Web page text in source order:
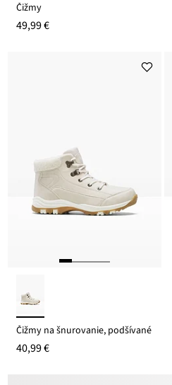
Čižmy
49,99 €
Čižmy na šnurovanie, podšívané
40,99 €